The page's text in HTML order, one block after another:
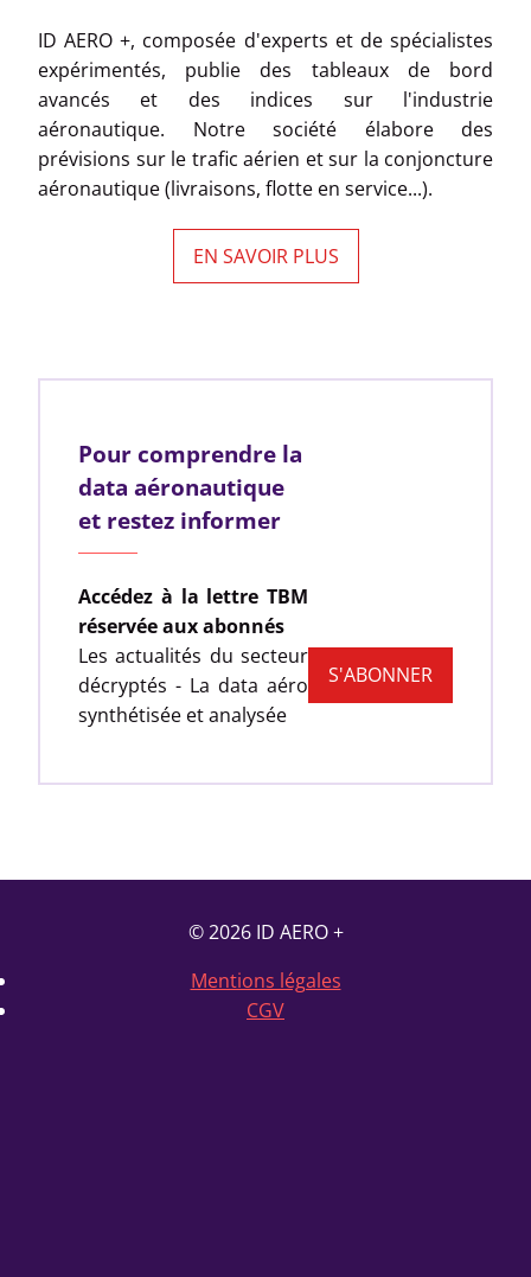
ID AERO +, composée d'experts et de spécialistes
expérimentés, publie des tableaux de bord
avancés et des indices sur l'industrie
aéronautique. Notre société élabore des
prévisions sur le trafic aérien et sur la conjoncture
aéronautique (livraisons, flotte en service...).
EN SAVOIR PLUS
Pour comprendre la
data aéronautique
et restez informer
Accédez à la lettre TBM
réservée aux abonnés
Les actualités du secteur
décryptés - La data aéro
synthétisée et analysée
S'ABONNER
© 2026 ID AERO +
Mentions légales
CGV